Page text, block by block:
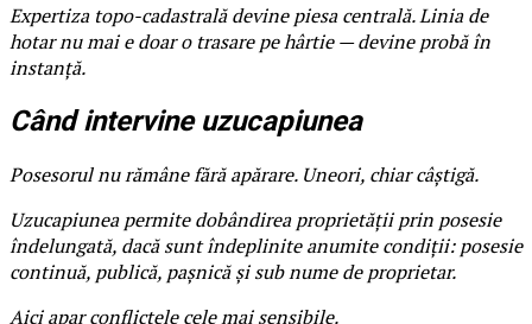
Expertiza topo-cadastrală devine piesa centrală. Linia de
hotar nu mai e doar o trasare pe hârtie — devine probă în
instanță.
Când intervine uzucapiunea
Posesorul nu rămâne fără apărare. Uneori, chiar câștigă.
Uzucapiunea permite dobândirea proprietății prin posesie
îndelungată, dacă sunt îndeplinite anumite condiții: posesie
continuă, publică, pașnică și sub nume de proprietar.
Aici apar conflictele cele mai sensibile.